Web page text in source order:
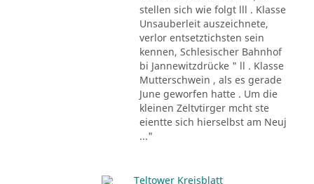
stellen sich wie folgt lll . Klasse
Unsauberleit auszeichnete,
verlor entsetztichsten sein
kennen, Schlesischer Bahnhof
bi Jannewitzdrücke " ll . Klasse
Mutterschwein , als es gerade
June geworfen hatte . Um die
kleinen Zeltvtirger mcht ste
eientte sich hierselbst am Neuj
..."
Teltower Kreisblatt